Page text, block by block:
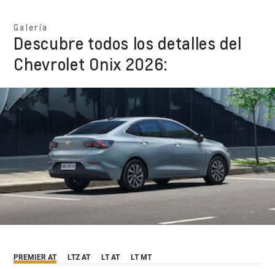
Galería
Descubre todos los detalles del
Chevrolet Onix 2026:
PREMIER AT LTZ AT LT AT LT MT